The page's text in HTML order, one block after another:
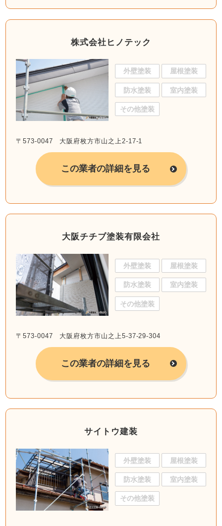
株式会社ヒノテック
外壁塗装 屋根塗装
防水塗装 室内塗装
その他塗装
〒573-0047 大阪府枚方市山之上2-17-1
この業者の詳細を見る
大阪チチブ塗装有限会社
外壁塗装 屋根塗装
防水塗装 室内塗装
その他塗装
〒573-0047 大阪府枚方市山之上5-37-29-304
この業者の詳細を見る
サイトウ建装
外壁塗装 屋根塗装
防水塗装 室内塗装
その他塗装